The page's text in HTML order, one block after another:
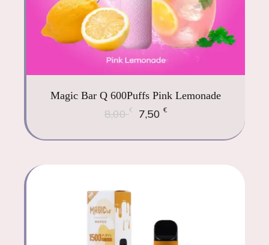
Magic Bar Q 600Puffs Pink Lemonade
8,00€ 7,50 €